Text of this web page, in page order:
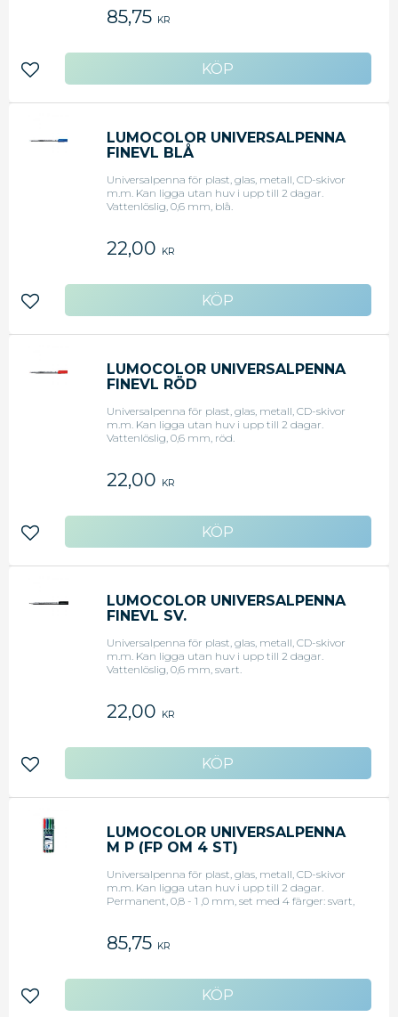
85,75 KR
Lägg till i favoriter
LUMOCOLOR UNIVERSALPENNA
FINEVL BLÅ
Universalpenna för plast, glas, metall, CD-skivor
m.m. Kan ligga utan huv i upp till 2 dagar.
Vattenlöslig, 0,6 mm, blå.
22,00 KR
Lägg till i favoriter
LUMOCOLOR UNIVERSALPENNA
FINEVL RÖD
Universalpenna för plast, glas, metall, CD-skivor
m.m. Kan ligga utan huv i upp till 2 dagar.
Vattenlöslig, 0,6 mm, röd.
22,00 KR
Lägg till i favoriter
LUMOCOLOR UNIVERSALPENNA
FINEVL SV.
Universalpenna för plast, glas, metall, CD-skivor
m.m. Kan ligga utan huv i upp till 2 dagar.
Vattenlöslig, 0,6 mm, svart.
22,00 KR
Lägg till i favoriter
LUMOCOLOR UNIVERSALPENNA
M P (FP OM 4 ST)
Universalpenna för plast, glas, metall, CD-skivor
m.m. Kan ligga utan huv i upp till 2 dagar.
Permanent, 0,8 - 1 ,0 mm, set med 4 färger: svart,
85,75 KR
Lägg till i favoriter